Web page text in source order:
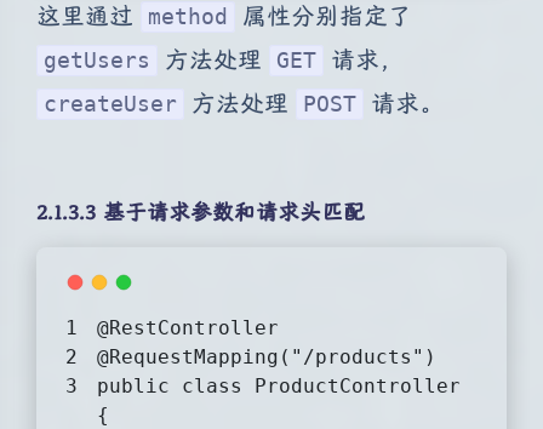
这里通过 method 属性分别指定了
getUsers 方法处理 GET 请求，
createUser 方法处理 POST 请求。
2.1.3.3 基于请求参数和请求头匹配
@RestController
@RequestMapping("/products")
public
class
ProductController
{